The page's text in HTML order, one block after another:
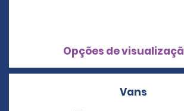
Opções de
Vans